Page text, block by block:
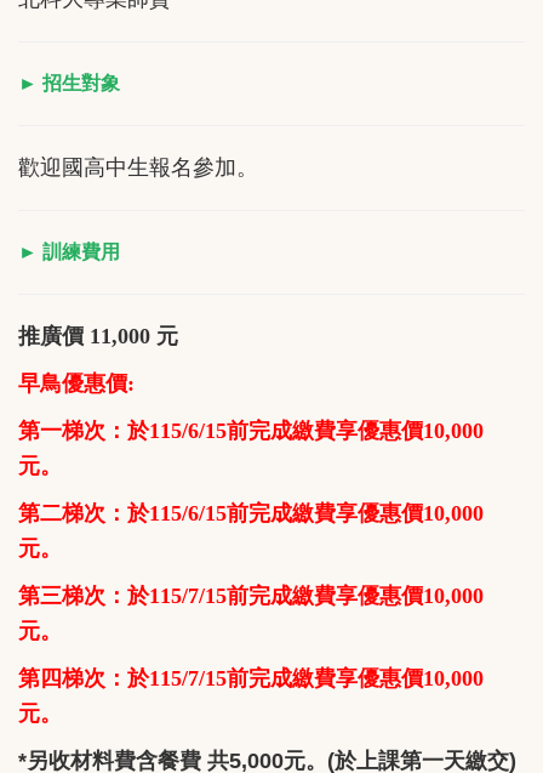
► 招生對象
歡迎國高中生報名參加。
► 訓練費用
推廣價 11,000 元
早鳥優惠價:
第一梯次：於115/6/15前完成繳費享優惠價10,000
元。
第二梯次：於115/6/15前完成繳費享優惠價10,000
元。
第三梯次：於115/7/15前完成繳費享優惠價10,000
元。
第四梯次：於115/7/15前完成繳費享優惠價10,000
元。
*另收材料費含餐費 共5,000元。(於上課第一天繳交)